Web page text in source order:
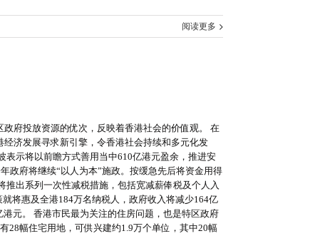
阅读更多
府投放资源的优次，反映着香港社会的价值观。 在
济发展寻求新引擎，令香港社会持续和多元化发
表示将以前瞻方式善用当中610亿港元盈余，推进安
政府将继续“以人为本”施政。按缓急先后将资金用得
出系列一次性减税措施，包括宽减薪俸税及个人入
将惠及全港184万名纳税人，政府收入将减少164亿
元。 香港市民最为关注的住房问题，也是特区政府
28幅住宅用地，可供兴建约1.9万个单位，其中20幅